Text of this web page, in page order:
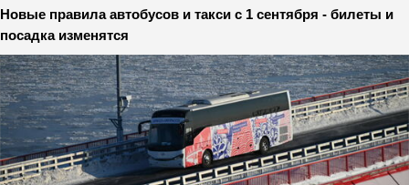
Новые правила автобусов и такси с 1 сентября - билеты и
посадка изменятся